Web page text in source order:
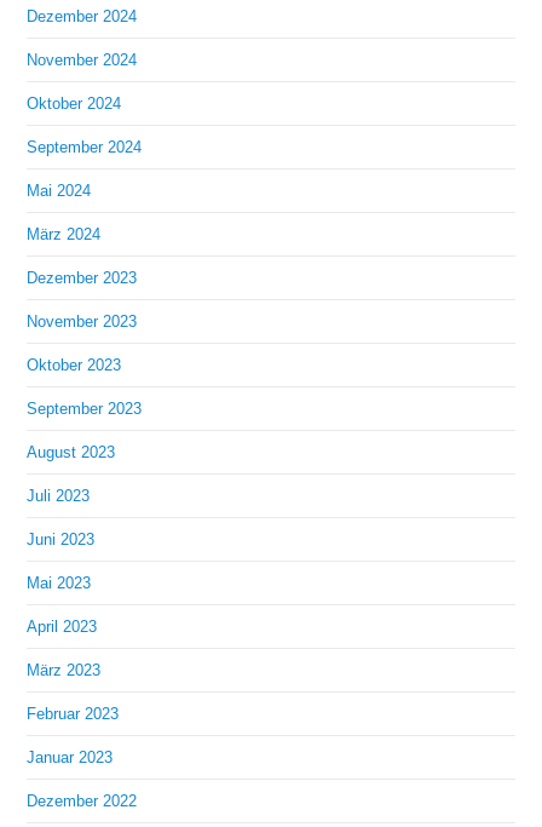
Dezember 2024
November 2024
Oktober 2024
September 2024
Mai 2024
März 2024
Dezember 2023
November 2023
Oktober 2023
September 2023
August 2023
Juli 2023
Juni 2023
Mai 2023
April 2023
März 2023
Februar 2023
Januar 2023
Dezember 2022